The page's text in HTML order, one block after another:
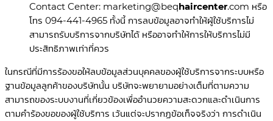
Contact Center: marketing@beqhaircenter.com หรือ
โทร 094-441-4965 ทั้งนี้ การลบข้อมูลอาจทำให้ผู้ใช้บริการไม่
สามารถรับบริการจากบริษัทได้ หรืออาจทำให้การให้บริการไม่มี
ประสิทธิภาพเท่าที่ควร
ในกรณีที่มีการร้องขอให้ลบข้อมูลส่วนบุคคลของผู้ใช้บริการจากระบบหรือ
ฐานข้อมูลลูกค้าของบริษัทนั้น บริษัทจะพยายามอย่างเต็มที่ตามความ
สามารถของระบบงานที่เกี่ยวข้องเพื่ออำนวยความสะดวกและดำเนินการ
ตามคำร้องขอของผู้ใช้บริการ เว้นแต่จะปรากฏข้อเท็จจริงว่า การดำเนิน